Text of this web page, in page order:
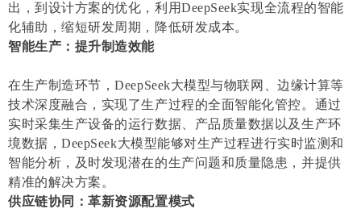
出，到设计方案的优化，利用DeepSeek实现全流程的智能
化辅助，缩短研发周期，降低研发成本。
智能生产：提升制造效能
在生产制造环节，DeepSeek大模型与物联网、边缘计算等
技术深度融合，实现了生产过程的全面智能化管控。通过
实时采集生产设备的运行数据、产品质量数据以及生产环
境数据，DeepSeek大模型能够对生产过程进行实时监测和
智能分析，及时发现潜在的生产问题和质量隐患，并提供
精准的解决方案。
供应链协同：革新资源配置模式